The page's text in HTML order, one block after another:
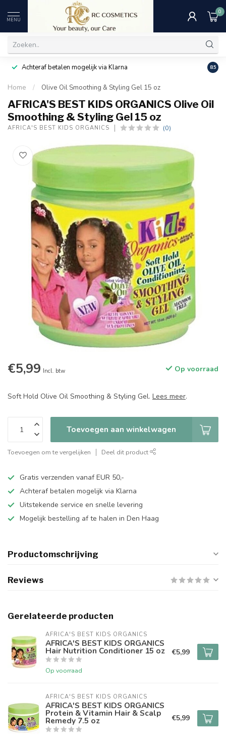
MENU
0
Achteraf betalen mogelijk via Klarna 8.5
Home / Olive Oil Smoothing & Styling Gel 15 oz
AFRICA'S BEST KIDS ORGANICS Olive Oil
Smoothing & Styling Gel 15 oz
AFRICA'S BEST KIDS ORGANICS (0)
€5,99 Incl. btw Op voorraad
Soft Hold Olive Oil Smoothing & Styling Gel. Lees meer.
Toevoegen aan winkelwagen
Toevoegen om te vergelijken Deel dit product
Gratis verzenden vanaf EUR 50,-
Achteraf betalen mogelijk via Klarna
Uitstekende service en snelle levering
Mogelijk bestelling af te halen in Den Haag
Productomschrijving
Reviews
Gerelateerde producten
AFRICA'S BEST KIDS ORGANICS
AFRICA'S BEST KIDS ORGANICS
Hair Nutrition Conditioner 15 oz
Op voorraad
€5,99
AFRICA'S BEST KIDS ORGANICS
AFRICA'S BEST KIDS ORGANICS
Protein & Vitamin Hair & Scalp
Remedy 7.5 oz €5,99